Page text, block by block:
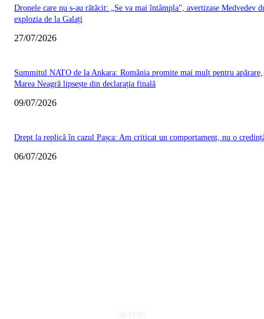
Dronele care nu s-au rătăcit: „Se va mai întâmpla”, avertizase Medvedev
explozia de la Galați
27/07/2026
Summitul NATO de la Ankara: România promite mai mult pentru apărare,
Marea Neagră lipsește din declarația finală
09/07/2026
Drept la replică în cazul Pașca: Am criticat un comportament, nu o
06/07/2026